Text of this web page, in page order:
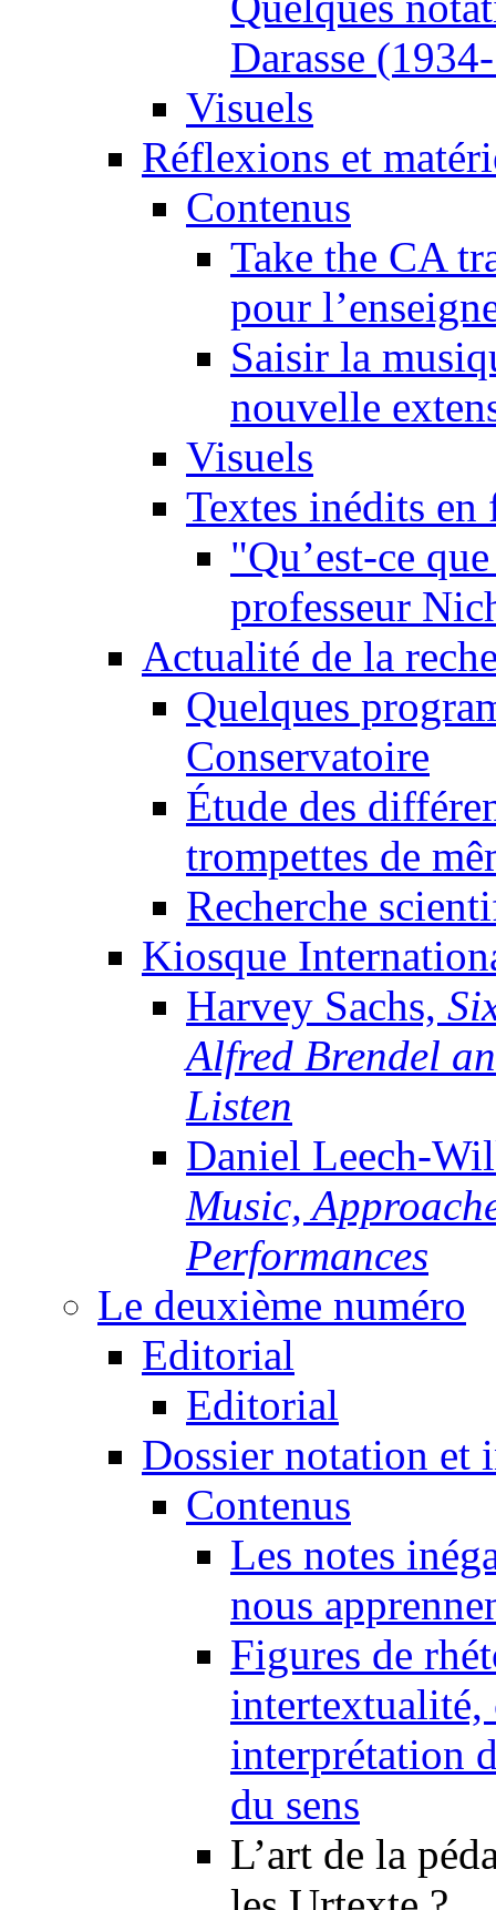
Darasse
Visuels
Réflexions et
Contenus
Take the CA
pour
Saisir la
nouvelle
Visuels
Textes inédits en
"Qu’est-ce
professeur
Actualité de la
Quelques
Conservatoire
Étude des
trompettes de
Recherche
Kiosque
Harvey Sachs,
Alfred Brendel
Listen
Daniel Leech-
Music,
Performances
Le deuxième numéro
Editorial
Editorial
Dossier notation et
Contenus
Les notes
nous
Figures de
interprétation
du sens
L’art de la